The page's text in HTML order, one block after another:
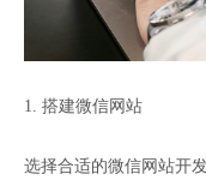
1. 搭建微信网站
选择合适的微信网站开